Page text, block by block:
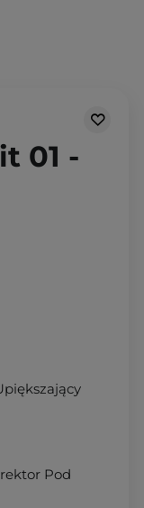
01 -
Pod